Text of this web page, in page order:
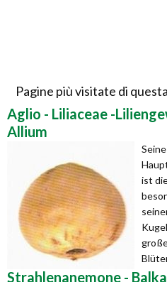
Pagine più visitate di
Aglio - Liliaceae -
Allium
Seine
ist
Strahlenanemone -